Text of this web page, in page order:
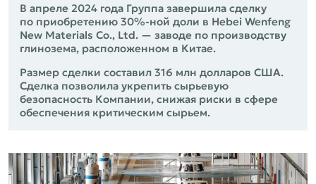
В апреле 2024 года Группа завершила сделку
по приобретению 30%‑ной доли в Hebei Wenfeng
New Materials Co., Ltd. — заводе по производству
глинозема, расположенном в Китае.
Размер сделки составил 316 млн долларов США.
Сделка позволила укрепить сырьевую
безопасность Компании, снижая риски в сфере
обеспечения критическим сырьем.